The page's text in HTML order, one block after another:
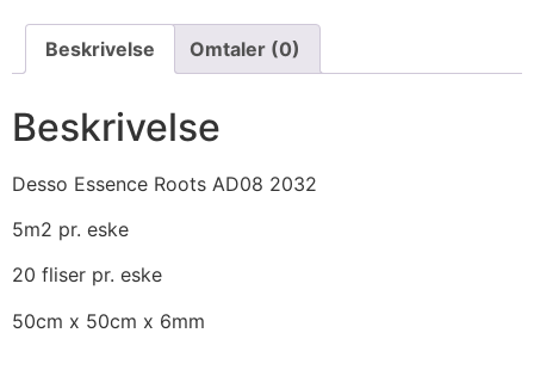
Beskrivelse Omtaler (0)
Beskrivelse
Desso Essence Roots AD08 2032
5m2 pr. eske
20 fliser pr. eske
50cm x 50cm x 6mm